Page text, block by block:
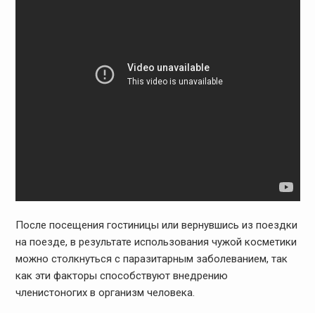
После посещения гостиницы или вернувшись из поездки
на поезде, в результате использования чужой косметики
можно столкнуться с паразитарным заболеванием, так
как эти факторы способствуют внедрению
членистоногих в организм человека.